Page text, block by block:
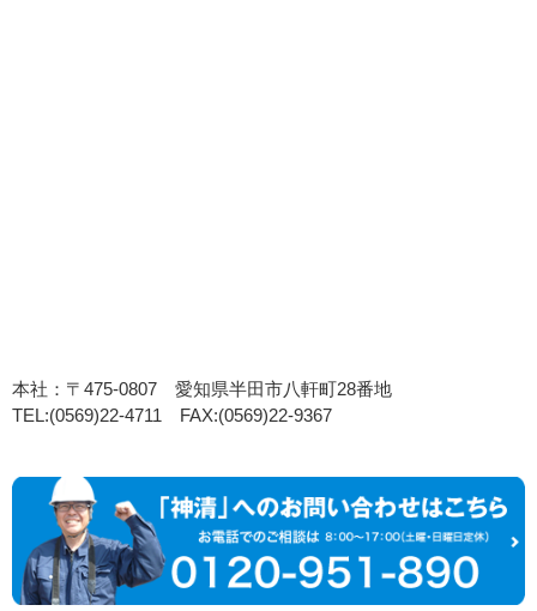
本社：〒475-0807 愛知県半田市八軒町28番地
TEL:(0569)22-4711 FAX:(0569)22-9367